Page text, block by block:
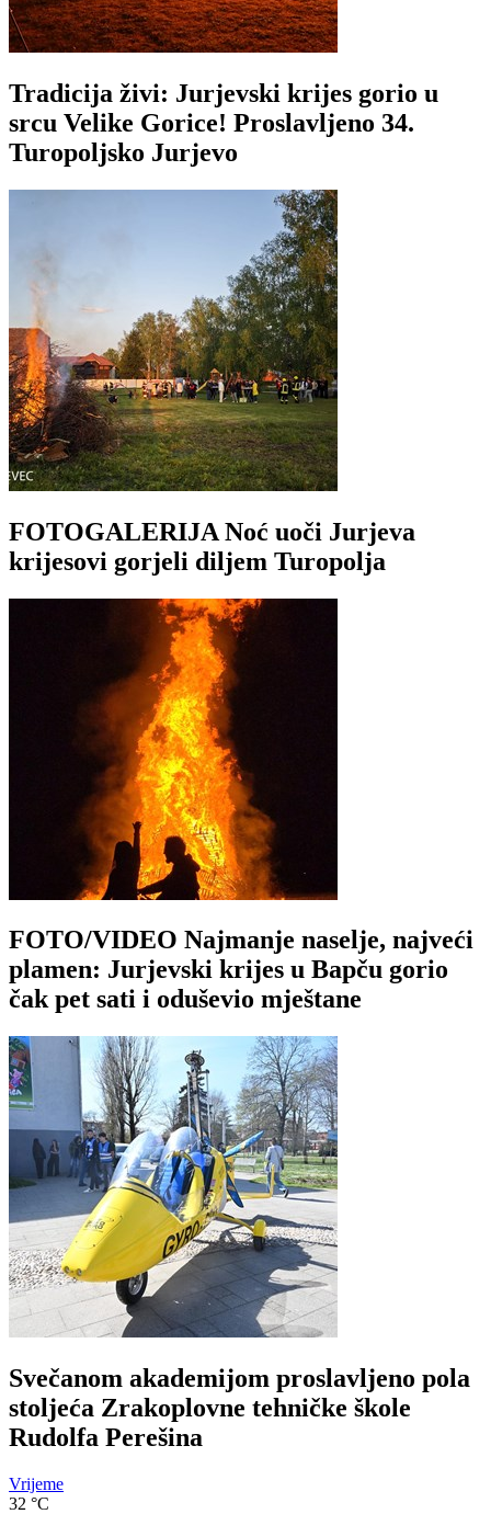
Tradicija živi: Jurjevski krijes gorio u
srcu Velike Gorice! Proslavljeno 34.
Turopoljsko Jurjevo
FOTOGALERIJA Noć uoči Jurjeva
krijesovi gorjeli diljem Turopolja
FOTO/VIDEO Najmanje naselje, najveći
plamen: Jurjevski krijes u Bapču gorio
čak pet sati i oduševio mještane
Svečanom akademijom proslavljeno pola
stoljeća Zrakoplovne tehničke škole
Rudolfa Perešina
Vrijeme
32 °C